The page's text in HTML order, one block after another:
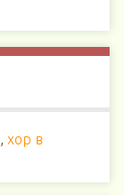
, хор в